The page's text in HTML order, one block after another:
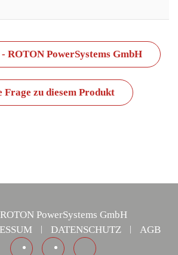
ROTON PowerSystems GmbH
Frage zu diesem Produkt
PowerSystems GmbH
DATENSCHUTZ AGB